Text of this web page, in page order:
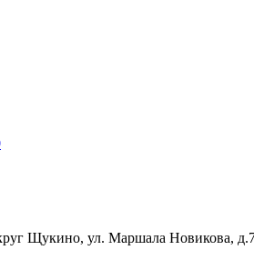
Щукино, ул. Маршала Новикова,